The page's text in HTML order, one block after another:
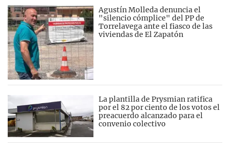
Agustín Molleda denuncia el
"silencio cómplice" del PP de
Torrelavega ante el fiasco de las
viviendas de El Zapatón
La plantilla de Prysmian ratifica
por el 82 por ciento de los votos el
preacuerdo alcanzado para el
convenio colectivo